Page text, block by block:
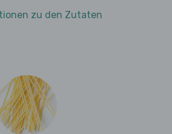
zu den Zutaten